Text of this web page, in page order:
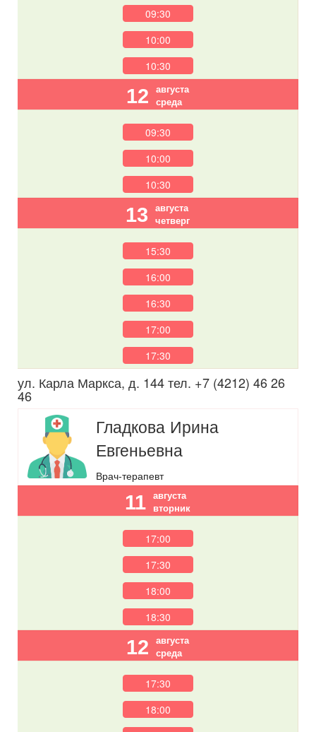
09:30
10:00
10:30
12
августа
среда
09:30
10:00
10:30
13
августа
четверг
15:30
16:00
16:30
17:00
17:30
ул. Карла Маркса, д. 144 тел. +7 (4212) 46 26
46
Гладкова Ирина
Евгеньевна
Врач-терапевт
11
августа
вторник
17:00
17:30
18:00
18:30
12
августа
среда
17:30
18:00